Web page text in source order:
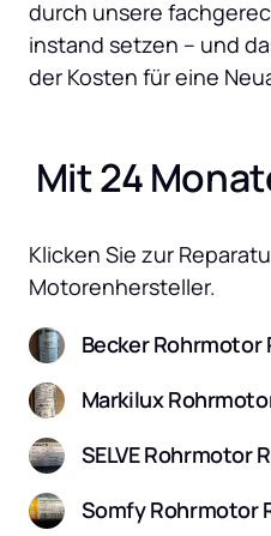
durch unsere
instand setzen – und
der Kosten für eine
Mit 24
Klicken Sie zur
Motorenhersteller.
Becker Rohrmotor
Markilux
SELVE Rohrmotor
Somfy Rohrmotor